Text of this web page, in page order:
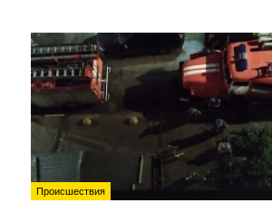
Происшествия